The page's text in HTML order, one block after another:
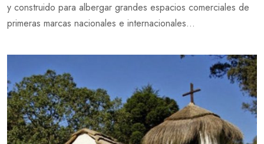
y construido para albergar grandes espacios comerciales de
primeras marcas nacionales e internacionales...